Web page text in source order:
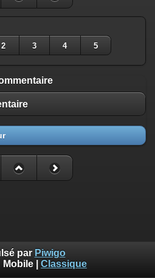
2 3 4 5
par Piwigo
Mobile Classique